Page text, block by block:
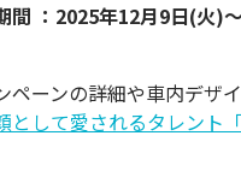
間 ：2025年12月9日(火)
ペーンの詳細や車内デザ
として愛されるタレント